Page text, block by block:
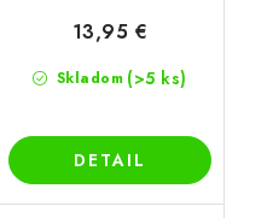
Skladom (>5 ks)
13,95 €
DETAIL